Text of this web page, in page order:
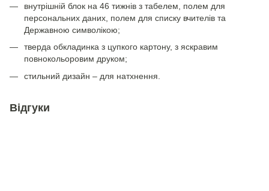
внутрішній блок на 46 тижнів з табелем, полем для
персональних даних, полем для списку вчителів та
Державною символікою;
тверда обкладинка з цупкого картону, з яскравим
повнокольоровим друком;
стильний дизайн – для натхнення.
Відгуки